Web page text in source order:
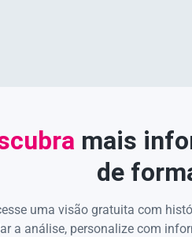
mais
de
uma visão gratuita com
a análise, personalize com